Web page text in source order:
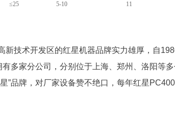
≤25 5-10 11
新技术开发区的红星机器品牌实力雄厚，自
有多家分公司，分别位于上海、郑州、洛阳等
”品牌，对厂家设备赞不绝口，每年红星